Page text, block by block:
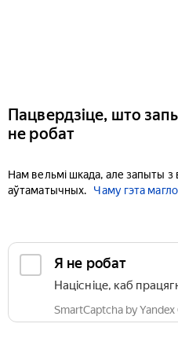
Пацвердзіце, што
не робат
Нам вельмі шкада, але запыты
аўтаматычных.
Чаму гэта
Я не робат
Націсніце, каб
SmartCaptcha by Yandex